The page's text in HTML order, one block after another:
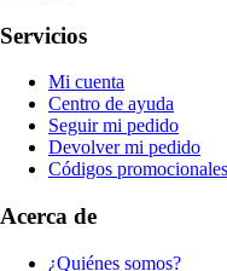
Servicios
Mi cuenta
Centro de ayuda
Seguir mi pedido
Devolver mi pedido
Códigos promocionales
Acerca de
¿Quiénes somos?